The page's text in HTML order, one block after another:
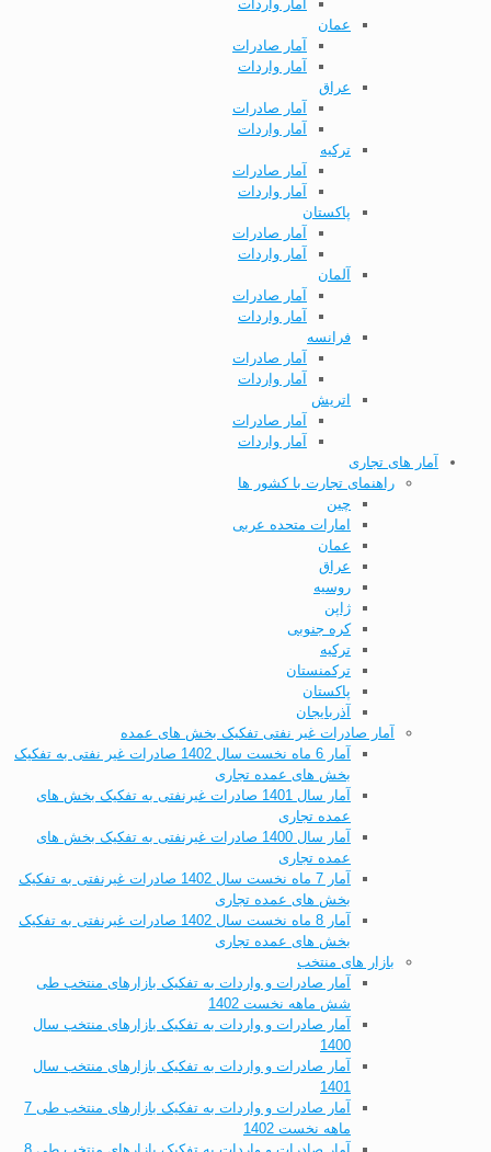
آمار واردات
عمان
آمار صادرات
آمار واردات
عراق
آمار صادرات
آمار واردات
ترکیه
آمار صادرات
آمار واردات
پاکستان
آمار صادرات
آمار واردات
آلمان
آمار صادرات
آمار واردات
فرانسه
آمار صادرات
آمار واردات
اتریش
آمار صادرات
آمار واردات
آمار های تجاری
راهنمای تجارت با کشور ها
چین
امارات متحده عربی
عمان
عراق
روسیه
ژاپن
کره جنوبی
ترکیه
ترکمنستان
پاکستان
آذربایجان
آمار صادرات غیر نفتی تفکیک بخش های عمده
آمار 6 ماه نخست سال 1402 صادرات غیر نفتی به تفکیک
بخش های عمده تجاری
آمار سال 1401 صادرات غیرنفتی به تفکیک بخش های
عمده تجاری
آمار سال 1400 صادرات غیرنفتی به تفکیک بخش های
عمده تجاری
آمار 7 ماه نخست سال 1402 صادرات غیرنفتی به تفکیک
بخش های عمده تجاری
آمار 8 ماه نخست سال 1402 صادرات غیرنفتی به تفکیک
بخش های عمده تجاری
بازار های منتخب
آمار صادرات و واردات به تفکیک بازارهای منتخب طی
شش ماهه نخست 1402
آمار صادرات و واردات به تفکیک بازارهای منتخب سال
1400
آمار صادرات و واردات به تفکیک بازارهای منتخب سال
1401
آمار صادرات و واردات به تفکیک بازارهای منتخب طی 7
ماهه نخست 1402